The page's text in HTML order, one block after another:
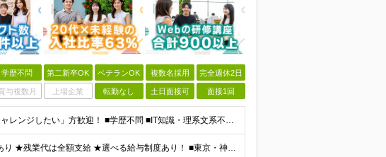
学歴不問 第二新卒OK ベテランOK 複数名採用 完全週休2日
与複数月 上場企業 転勤なし 土日面接可 面接1回
★「手に職をつけたい」「IT業界にチャレンジしたい」方歓迎！ ■学歴不問 ■IT知識・理系文系不問！未経験・第二新卒OK ★ITサポート・IT事務やエンジニアの経験をお持ちの方は優遇します！ 地方在
★通勤＆就業＆地域/住宅＆役職手当あり ★残業代は全額支給 ★選べる給与制度あり！ ■東京・神奈川・千葉・埼玉勤務の場合 月給24.5万円～55万円＋諸手当 （残業代は全額支給） (20,000円の